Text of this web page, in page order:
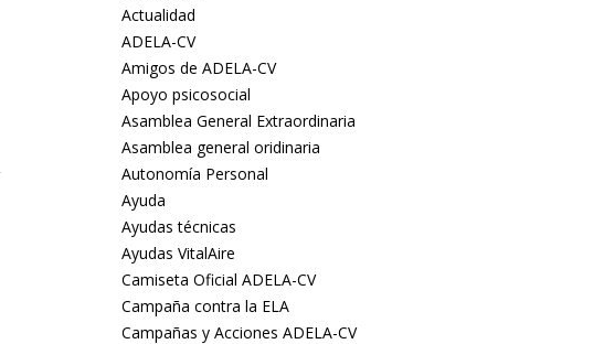
Actualidad
ADELA-CV
Amigos de ADELA-CV
Apoyo psicosocial
Asamblea General Extraordinaria
Asamblea general oridinaria
Autonomía Personal
Ayuda
Ayudas técnicas
Ayudas VitalAire
Camiseta Oficial ADELA-CV
Campaña contra la ELA
Campañas y Acciones ADELA-CV